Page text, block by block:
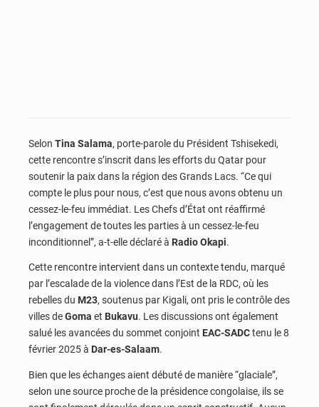
Selon Tina Salama, porte-parole du Président Tshisekedi,
cette rencontre s’inscrit dans les efforts du Qatar pour
soutenir la paix dans la région des Grands Lacs. “Ce qui
compte le plus pour nous, c’est que nous avons obtenu un
cessez-le-feu immédiat. Les Chefs d’État ont réaffirmé
l’engagement de toutes les parties à un cessez-le-feu
inconditionnel”, a-t-elle déclaré à Radio Okapi.
Cette rencontre intervient dans un contexte tendu, marqué
par l’escalade de la violence dans l’Est de la RDC, où les
rebelles du M23, soutenus par Kigali, ont pris le contrôle des
villes deGoma et Bukavu. Les discussions ont également
salué les avancées du sommet conjoint EAC-SADCtenu le 8
février 2025 à Dar-es-Salaam.
Bien que les échanges aient débuté de manière “glaciale”,
selon une source proche de la présidence congolaise, ils se